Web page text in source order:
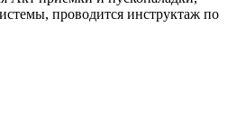
проводится инструктаж по